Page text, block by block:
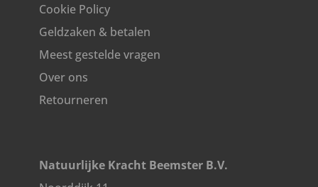
Cookie Policy
Geldzaken & betalen
Meest gestelde vragen
Over ons
Retourneren
Natuurlijke Kracht Beemster B.V.